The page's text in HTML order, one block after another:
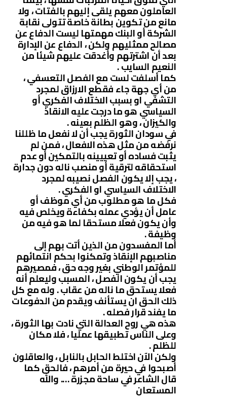
العاملون معهم يلقى إليهم بالفتات ، ولا
مانع من تكوين بطانة خاصة تتولى نقابة
الشركة أو البنك مهمتها ليست الدفاع عن
مصالح ممثليهم ولكن ، الدفاع عن الإدارة
بعد أن اشترتهم وأغدقت عليهم شيئا من
النعيم السايب .
كما أسلفت لست مع الفصل التعسفي ،
من أي جهة جاء فقطع الارزاق لمجرد
التشفي او بسبب الاختلاف الفكري أو
السياسي هو ما درجت عليه الانقاذ
والكيزان ، وهو الظلم بعينه .
في سودان الثورة يجب أن لا نفعل ما ظللنا
نرفضه من مثل هذه الافعال ، فمن لم
يثبت فساده أو تعييينه بالتمكين أو عدم
استحقاقه لترقية أو منصب ناله دون جدارة
، يجب إلا يكون الفصل نصيبه لمجرد
الاختلاف السياسي او الفكري .
فكل ما هو مطلوب من أي موظف أو
عامل أن يؤدي عمله بكفاءة ويخلص فيه
وأن يكون فعلا مستحقا لما هو فيه من
وظيفة .
أما المفسدون من الذين أتت بهم إلى
مناصبهم الإنقاذ وتمكنوا بحكم انتمائهم
للمؤتمر الوطني بغير وجه حق ، فمصيرهم
يجب أن يكون الفصل ، المسبب وليعلم أنه
فعلا يستحق ما ناله من عقاب . وله مع كل
ذلك الحق ان يستأنف ويقدم من الدفوعات
ما يفند قرار فصله .
هذه هي روح العدالة التي نادت بها الثورة ،
وعلى الناس تطبيقها عمليا ، فلا مكان
للظلم .
ولكن الآن اختلط الحابل بالنابل ، والعاقلون
أصبحوا في حيرة من أمرهم ، فالحق كما
قال الشاعر في ساحة مجزرة …. والله
المستعان